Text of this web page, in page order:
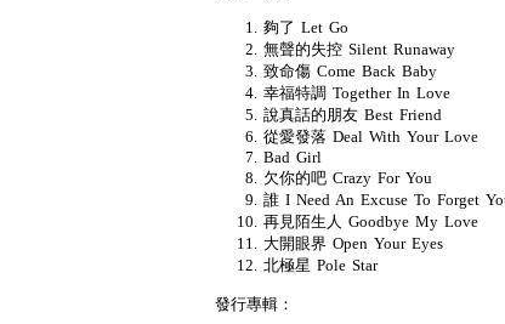
夠了 Let Go
無聲的失控 Silent Runaway
致命傷 Come Back Baby
幸福特調 Together In Love
說真話的朋友 Best Friend
從愛發落 Deal With Your Love
Bad Girl
欠你的吧 Crazy For You
誰 I Need An Excuse To Forget
再見陌生人 Goodbye My Love
大開眼界 Open Your Eyes
北極星 Pole Star
發行專輯：